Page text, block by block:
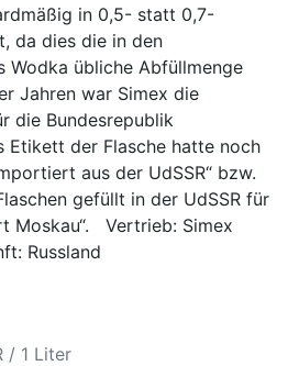
in 0,5- statt 0,7-
da dies die in den
Wodka übliche Abfüllmenge
Jahren war Simex die
die Bundesrepublik
Etikett der Flasche hatte noch
aus der UdSSR“ bzw.
gefüllt in der UdSSR für
Moskau“. Vertrieb: Simex
Russland
/ 1 Liter